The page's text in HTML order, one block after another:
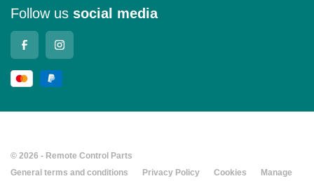
Follow us social media
© 2026 - Remote Control Parts
General terms and conditions
Privacy Policy Cookies Manage